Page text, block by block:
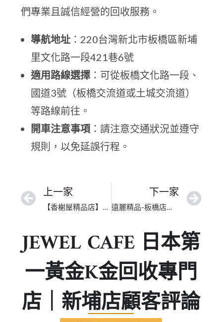
們專業且誠信經營的回收服務。
導航地址 ：220台灣新北市板橋區新埔
里文化路一段421巷6號
適用路線選擇 ：可從板橋文化路一段、
國道3號（板橋交流道或土城交流道）
等路線前往。
開車注意事項 ：請注意交通狀況並遵守
規則，以免延誤行程。
上一家
【香榭屋精品店】台北二手名牌｜高價收購包款｜資深鑑價選
下一家
遠麗精品-板橋店｜新北二手精品交流｜五星好評安心選
JEWEL CAFE 日本第
一黃金K金回收專門
店｜新埔店顧客評論